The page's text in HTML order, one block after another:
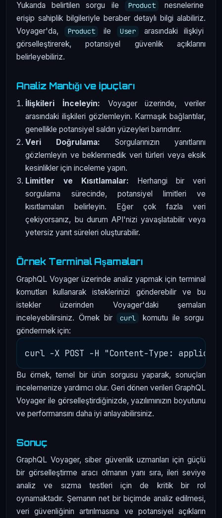
Yukarıda belirtilen sorgu ile Product
nesnelerine
erişip sahiplik bilgileriyle beraber detaylı bilgi alabiliriz.
Voyager'da,
Product ile User
arasındaki ilişkiyi
görselleştirerek, potansiyel güvenlik açıklarını
belirleyebiliriz.
Analiz Mantığı ve İpuçları
İlişkileri İnceleyin: Voyager üzerinde, veriler
arasındaki ilişkileri gözlemleyin. Karmaşık bağlantılar,
genellikle potansiyel saldırı yüzeyleri barındırır.
Veri Doğrulama: Sorgularınızın yanıtlarını
gözlemleyin ve beklenmedik veri türleri veya eksik
kesinlikler için inceleme yapın.
Limitler ve Kısıtlamalar: Herhangi bir veri
sorgulama sürecinde, potansiyel limitleri ve
kısıtlamaları belirleyin. Eğer çok fazla veri
çekiyorsanız, bu durum API'nizi yavaşlatabilir veya
yetersiz yanıt süreleri oluşturabilir.
Örnek Terminal Aşamaları
GraphQL Voyager üzerinde analiz yapmak için terminal
komutları kullanarak isteklerinizi gönderebilir ve bu
istekler üzerinden Voyager'daki şemaları
inceleyebilirsiniz. Örnek bir
curl
komutu ile sorgu
göndermek için:
Bu örnek, temel bir ürün sorgusu yaparak, sonuçları
incelemenize yardımcı olur. Geri dönen verileri GraphQL
Voyager ile görselleştirdiğinizde, yazılımınızın boyutunu
ve performansını daha iyi anlayabilirsiniz.
Sonuç
GraphQL Voyager, siber güvenlik uzmanları için güçlü
bir görselleştirme aracı olmanın yanı sıra, ileri seviye
analiz ve sızma testleri için de kritik bir rol
oynamaktadır. Şemanın net bir biçimde analiz edilmesi,
veri güvenliğinin artırılmasına ve potansiyel açıkların